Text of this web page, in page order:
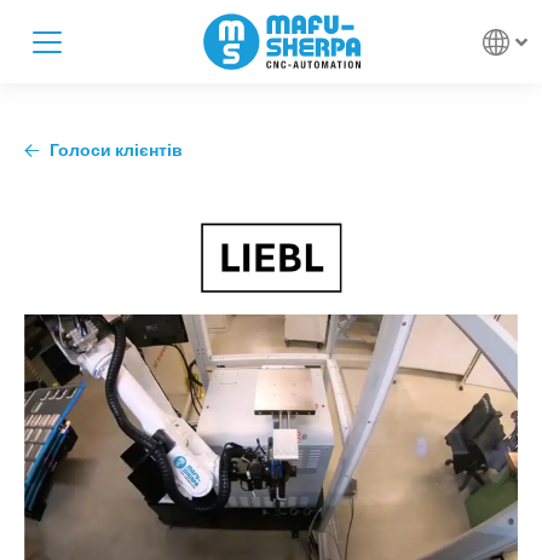
Голоси клієнтів